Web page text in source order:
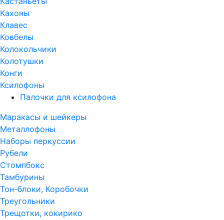
Кахоны
Клавес
Ковбелы
Колокольчики
Колотушки
Конги
Ксилофоны
Палочки для ксилофона
Маракасы и шейкеры
Металлофоны
Наборы перкуссии
Рубели
Стомпбокс
Тамбурины
Тон-блоки, Коробочки
Треугольники
Трещотки, кокирико